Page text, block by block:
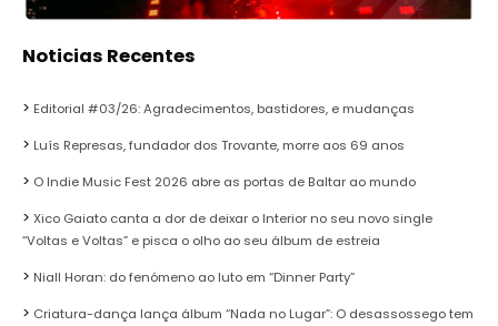
Noticias Recentes
Editorial #03/26: Agradecimentos, bastidores, e mudanças
Luís Represas, fundador dos Trovante, morre aos 69 anos
O Indie Music Fest 2026 abre as portas de Baltar ao mundo
Xico Gaiato canta a dor de deixar o Interior no seu novo single
“Voltas e Voltas” e pisca o olho ao seu álbum de estreia
Niall Horan: do fenómeno ao luto em “Dinner Party”
Criatura-dança lança álbum “Nada no Lugar”: O desassossego tem